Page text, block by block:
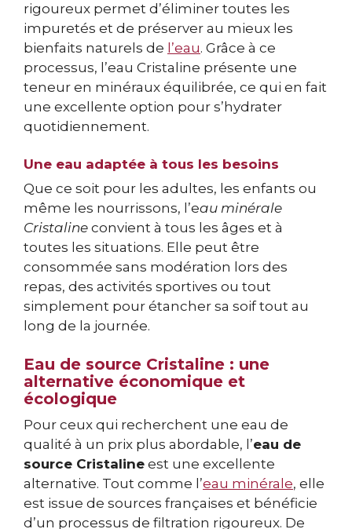
rigoureux permet d’éliminer toutes les
impuretés et de préserver au mieux les
bienfaits naturels de l’eau. Grâce à ce
processus, l’eau Cristaline présente une
teneur en minéraux équilibrée, ce qui en fait
une excellente option pour s’hydrater
quotidiennement.
Une eau adaptée à tous les besoins
Que ce soit pour les adultes, les enfants ou
même les nourrissons, l’eau minérale
Cristaline convient à tous les âges et à
toutes les situations. Elle peut être
consommée sans modération lors des
repas, des activités sportives ou tout
simplement pour étancher sa soif tout au
long de la journée.
Eau de source Cristaline : une
alternative économique et
écologique
Pour ceux qui recherchent une eau de
qualité à un prix plus abordable, l’eau de
source Cristaline est une excellente
alternative. Tout comme l’eau minérale, elle
est issue de sources françaises et bénéficie
d’un processus de filtration rigoureux. De